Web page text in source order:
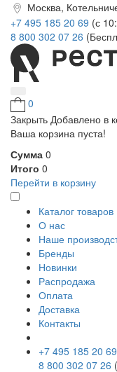
Москва,
+7 495 185 20 69 (с
8 800 302 07 26
0
Закрыть Добавлено в
Ваша корзина пуста!
Сумма 0
Итого 0
Перейти в корзину
Каталог товаров
О нас
Наше
Бренды
Новинки
Распродажа
Оплата
Доставка
Контакты
+7 495 185 20 69
8 800 302 07 26